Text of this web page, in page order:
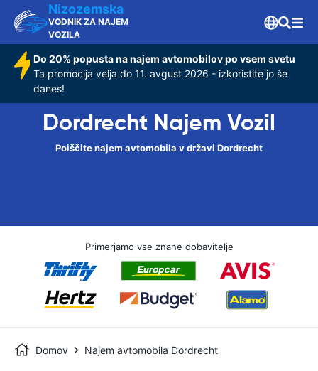
Nizozemska
VODNIK ZA NAJEM
VOZILA
Do 20% popusta na najem avtomobilov po vsem svetu
Ta promocija velja do 11. avgust 2026 - izkoristite jo še
danes!
Dordrecht Najem Vozil
Poiščite najem avtomobila v državi Dordrecht
Primerjamo vse znane dobavitelje
Domov Najem avtomobila Dordrecht